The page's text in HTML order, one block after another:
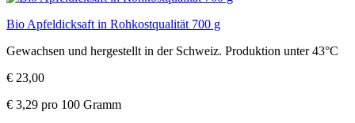
Bio Apfeldicksaft in Rohkostqualität 700 g
Gewachsen und hergestellt in der Schweiz. Produktion unter 43°C
€ 23,00
€ 3,29 pro 100 Gramm